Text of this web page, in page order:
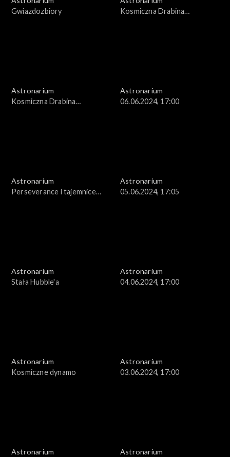
Gwiazdozbiory
Kosmiczna Drabina
Astronarium
Kosmiczna Drabina
Astronarium
06.06.2024, 17:00
Astronarium
Perseverance i tajemnice
Astronarium
05.06.2024, 17:05
Astronarium
Stała Hubble'a
Astronarium
04.06.2024, 17:00
Astronarium
Kosmiczne dynamo
Astronarium
03.06.2024, 17:00
Astronarium
Astronarium